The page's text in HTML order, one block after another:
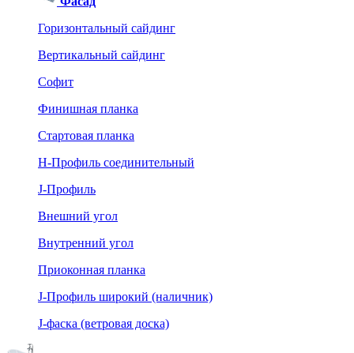
Горизонтальный сайдинг
Вертикальный сайдинг
Софит
Финишная планка
Стартовая планка
Н-Профиль соединительный
J-Профиль
Внешний угол
Внутренний угол
Приоконная планка
J-Профиль широкий (наличник)
J-фаска (ветровая доска)